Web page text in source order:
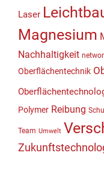
Laser
Magnesium
Nachhaltigkeit
Oberflächentechnik
Polymer Reibung
Team Umwelt